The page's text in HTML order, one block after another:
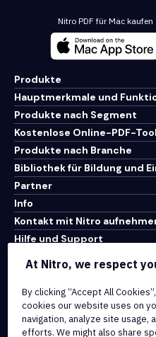
Nitro PDF für Mac kaufen
Produkte
Hauptmerkmale und
Produkte nach Segment
Kostenlose Online-PDF-
Produkte nach Branche
Bibliothek für Bildung und
Partner
Info
Kontakt mit Nitro
Hilfe und Support
Nutzungsbedingungen
Cookie-Richtlinie
Copyright-Richtlinie
At Nitro, we respect
By clicking “Accept All
cookies our website uses on
navigation, analyze site usage,
efforts. We might also share